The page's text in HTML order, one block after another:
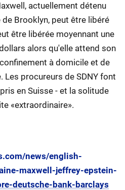
actuellement détenu
Brooklyn, peut être libéré
être libérée moyennant une
alors qu'elle attend son
à domicile et de
Les procureurs de SDNY font
en Suisse - et la solitude
«extraordinaire».
news/english-
maxwell-jeffrey-epstein-
deutsche-bank-barclays